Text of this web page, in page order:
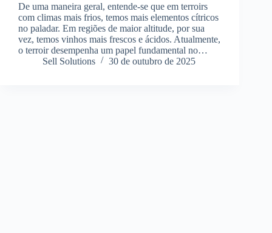
De uma maneira geral, entende-se que em terroirs
com climas mais frios, temos mais elementos cítricos
no paladar. Em regiões de maior altitude, por sua
vez, temos vinhos mais frescos e ácidos. Atualmente,
o terroir desempenha um papel fundamental no…
Sell Solutions
30 de outubro de 2025